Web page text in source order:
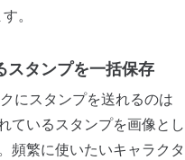
。
スタンプを一括保存
にスタンプを送れるのは
ているスタンプを画像とし
頻繁に使いたいキャラクタ